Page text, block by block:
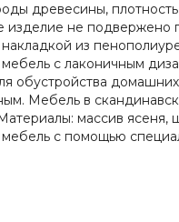
древесины,
изделие не
из
с лаконичным
обустройства
Мебель в
массив ясеня,
с помощью